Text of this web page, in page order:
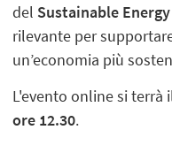
del Sustainable
rilevante per
un’economia più
L'evento online si terrà
ore 12.30.